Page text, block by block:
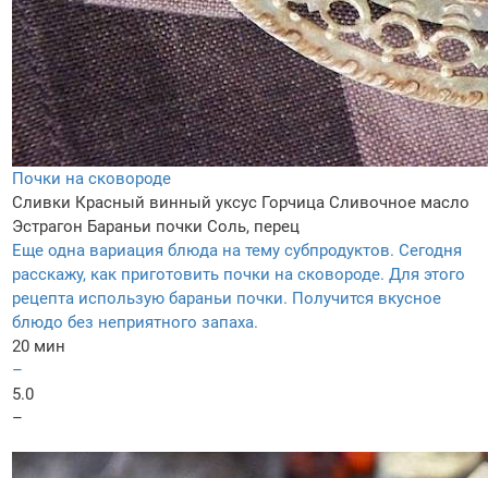
Почки на сковороде
Сливки Красный винный уксус Горчица Сливочное масло
Эстрагон Бараньи почки Соль, перец
Еще одна вариация блюда на тему субпродуктов. Сегодня
расскажу, как приготовить почки на сковороде. Для этого
рецепта использую бараньи почки. Получится вкусное
блюдо без неприятного запаха.
20 мин
–
5.0
–